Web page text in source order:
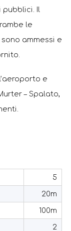
Il
le
ammessi e
e
– Spalato,
5
20m
100m
2